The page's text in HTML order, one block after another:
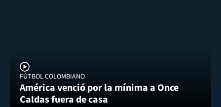
FÚTBOL COLOMBIANO
América venció por la mínima a Once
Caldas fuera de casa